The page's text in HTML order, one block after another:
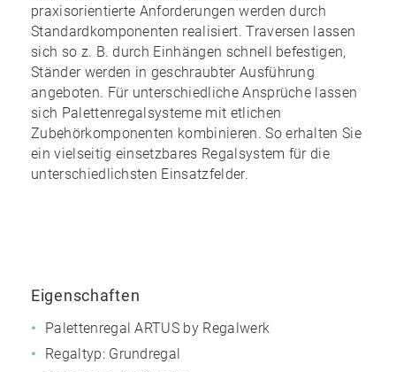
praxisorientierte Anforderungen werden durch
Standardkomponenten realisiert. Traversen lassen
sich so z. B. durch Einhängen schnell befestigen,
Ständer werden in geschraubter Ausführung
angeboten. Für unterschiedliche Ansprüche lassen
sich Palettenregalsysteme mit etlichen
Zubehörkomponenten kombinieren. So erhalten Sie
einvielseitig einsetzbares Regalsystem für die
unterschiedlichsten Einsatzfelder.
Eigenschaften
Palettenregal ARTUS by Regalwerk
Regaltyp: Grundregal